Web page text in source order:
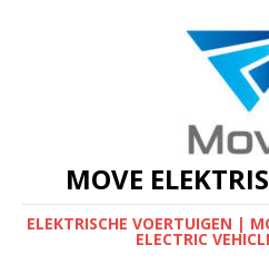
MOVE
ELEKTRISCHE VOERTUIGEN |
ELECTRIC